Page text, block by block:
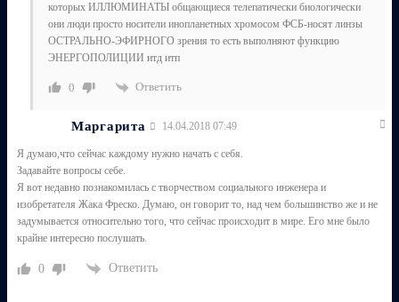
которых ИЛЛЮМИНАТЫ общающиеся телепатически биологически
они люди просто носители инопланетных хромосом ФСБ-носят линзы
ОСТРАЛЬНО-ЭФИРНОГО зрения то есть выполняют функцию
ЭНЕРГОПОЛИЦИИ итд итп
0 Ответить
Маргарита 14.04.2018 07:49
Я думаю,что сейчас каждому нужно начать с себя.
Задавайте вопросы себе.
Я вот недавно познакомилась с творчеством социального инженера и
изобретателя Жака Фреско. Думаю, он говорит то, над чем большинство же и не
задумывается относительно того, что сейчас происходит в мире. Его мне было
крайне интересно послушать.
0 Ответить